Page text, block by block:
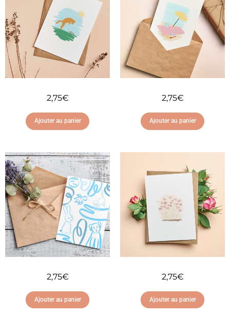
2,75€
Ajouter au panier
Ajouter à ma liste
d'envies
2,75€
Ajouter au panier
Ajouter à ma liste
d'envies
2,75€
Ajouter au panier
2,75€
Ajouter au panier